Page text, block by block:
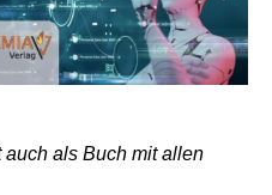
auch als Buch mit allen